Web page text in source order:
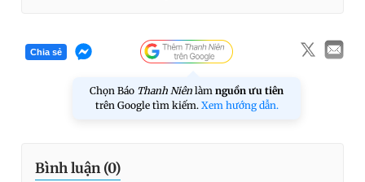
Chia sẻ
Chọn Báo Thanh Niên làm nguồn ưu tiên
trên Google tìm kiếm. Xem hướng dẫn.
Bình luận (0)